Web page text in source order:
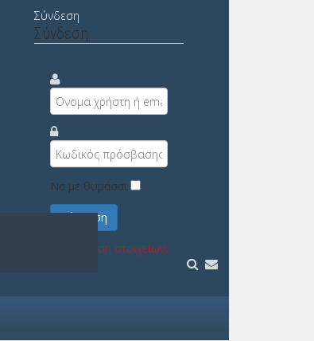
Σύνδεση
Σύνδεση
Να με θυμάσαι
Σύνδεση
Υπενθύμιση στοιχείων;